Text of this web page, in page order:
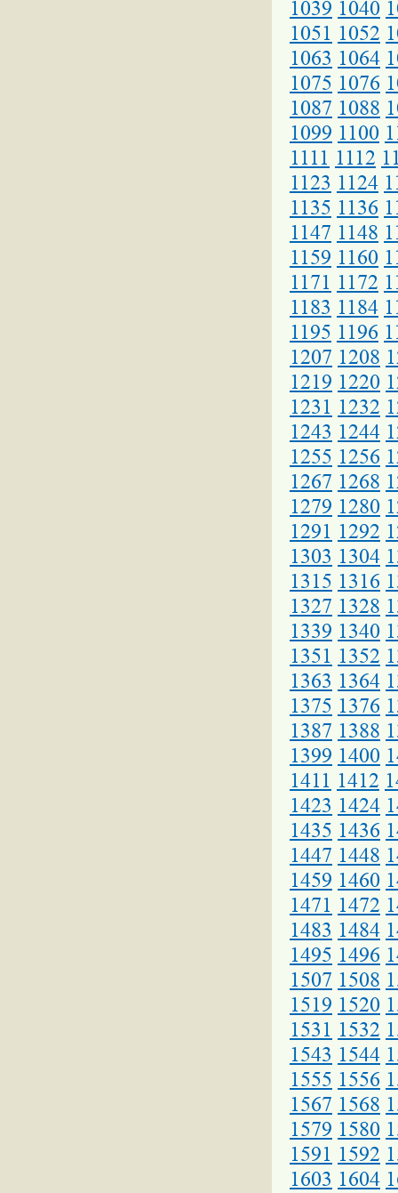
1039 1040
1051 1052
1063 1064
1075 1076
1087 1088
1099 1100
1111 1112
1123 1124
1135 1136
1147 1148
1159 1160
1171 1172
1183 1184
1195 1196
1207 1208
1219 1220
1231 1232
1243 1244
1255 1256
1267 1268
1279 1280
1291 1292
1303 1304
1315 1316
1327 1328
1339 1340
1351 1352
1363 1364
1375 1376
1387 1388
1399 1400
1411 1412
1423 1424
1435 1436
1447 1448
1459 1460
1471 1472
1483 1484
1495 1496
1507 1508
1519 1520
1531 1532
1543 1544
1555 1556
1567 1568
1579 1580
1591 1592
1603 1604